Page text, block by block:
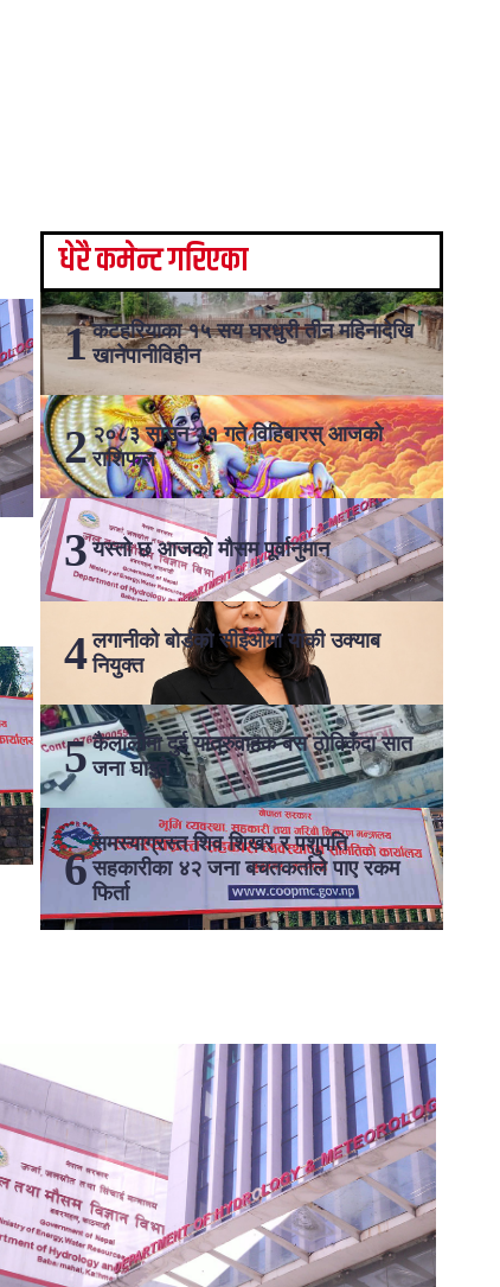
धेरै कमेन्ट गरिएका
कटहरियाका १५ सय घरधुरी तीन महिनादेखि
खानेपानीविहीन
२०८३ साउन २१ गते विहिबारस् आजको
राशिफल
यस्तो छ आजको मौसम पूर्वानुमान
लगानीको बोर्डको सीईओमा यांकी उक्याब
नियुक्त
कैलालीमा दुई यात्रुवाहक बस ठोक्किँदा सात
जना घाइते
समस्याग्रस्त शिव शिखर र पशुपति
सहकारीका ४२ जना बचतकर्ताले पाए रकम
फिर्ता